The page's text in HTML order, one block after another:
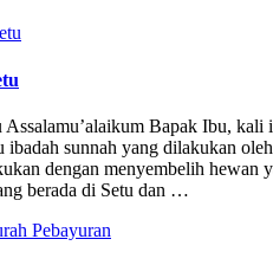
Bapak Ibu,
ibadah sunnah yang dilakukan
dengan menyembelih hewan
berada di Setu dan …